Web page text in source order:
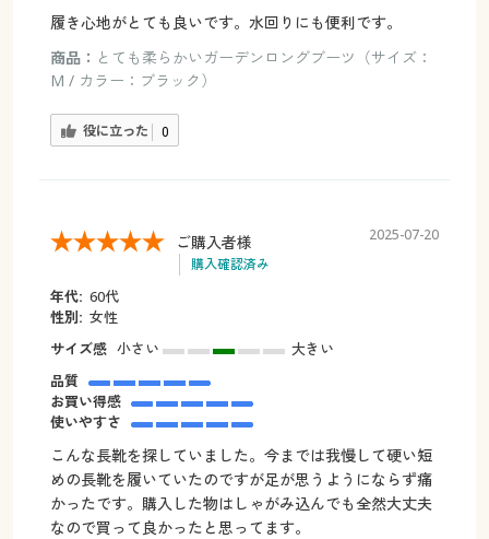
履き心地がとても良いです。水回りにも便利です。
商品： とても柔らかいガーデンロングブーツ（サイズ：
M / カラー：ブラック）
役に立った 0
ご購入者様
購入確認済み
2025-07-20
年代: 60代
性別: 女性
サイズ感 小さい
大きい
品質
お買い得感
使いやすさ
こんな長靴を探していました。今までは我慢して硬い短
めの長靴を履いていたのですが足が思うようにならず痛
かったです。購入した物はしゃがみ込んでも全然大丈夫
なので買って良かったと思ってます。